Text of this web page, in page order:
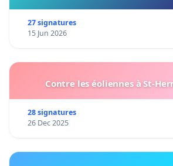
27 signatures
15 Jun 2026
Contre les éoliennes à St-
28 signatures
26 Dec 2025